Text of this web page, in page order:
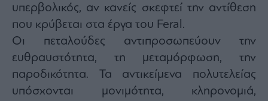
υπερβολικός, αν κανείς σκεφτεί την αντίθεση
που κρύβεται στα έργα του Feral.
Οι πεταλούδες αντιπροσωπεύουν την
ευθραυστότητα, τη μεταμόρφωση, την
παροδικότητα. Τα αντικείμενα πολυτελείας
υπόσχονται μονιμότητα, κληρονομιά,